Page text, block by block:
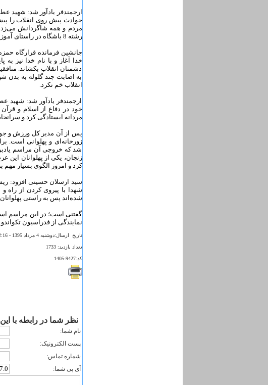
ارجمندفر یادآور شد: شهید
حوادث پیش ‌روی انقلاب را
مردم و همه شاگردانش
رشته 8 باشگاه در راستای آموزش هنرهای رزمی ایجاد کرد که بالغ بر 1500 نفر در این باشگاه‌ها مشغول به فعالیت بودند.
جانشین فرمانده قرارگاه
خدا آغاز و با نام خدا نیز
دشمنان انقلاب بکشاند.
به اصابت چند گلوله به بدن
انقلاب خم نکرد.
ارجمندفر یادآور شد: شهید
خود در دفاع از اسلام و
مردانه ایستادگی کرد و
زورخانه‌ای و پهلوانی است.
شد که خروجی آن مراسم
زنجان، یکی از پهلوانان
کرد و امروز الگوی بسیار
سید ارسلان حسینی افزود:
شهدا با پیروی کردن از راه
شده‌اند پس به راستی
گفتنی است؛ در این مراسم
نمایندگی از فدراسیون
تاريخ ارسال:دوشنبه 4 مرداد 1395 - 12:16
تعداد بازديد: 1733
کد:9427-1405
نظر شما در رابطه با
نام شما:
پست الکترونيک:
شماره تماس:
آی پی شما: